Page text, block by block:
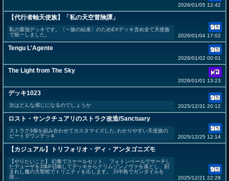
2026/01/05 12:42
【代行者軸天使族】「私の天空冒険譚」
私の最強デッキです。〔一族の結束〕のためEXデッキ含め全て天使族
で統一しました。
2026/01/04 17:02
Tengu L'Agente
2026/01/02 00:01
The Light from The Sky
2026/01/01 13:23
デッキ1023
次はどんな感じになるのでしょうか 2025/12/31 20:12
ロスト・サンクチュアリのストラク改造/Sanctuary
ストラク3個を組み合わせてカスタマイズした､わかりやすい天使族の
ビートダウンデッキ
2025/12/25 12:14
【カジュアル】トリフォリオ・ディ・アンタゴニズモ
【やりたいこと】 幻奏でスケールセット、 フォトンベールでサーチし
たデューザを3体P召喚してデッキからクリムゾンノヴァを落とし、刻
まれし魔の大聖棺でトリニティを出します。 川中島でガンダイルを
捨...
2025/12/21 22:28